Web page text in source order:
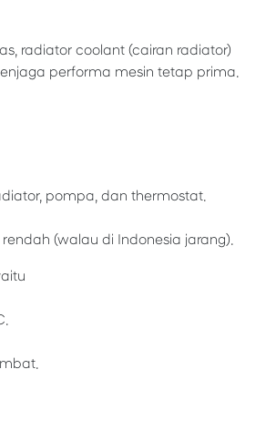
radiator coolant (cairan radiator)
performa mesin tetap prima.
pompa, dan thermostat.
(walau di Indonesia jarang).